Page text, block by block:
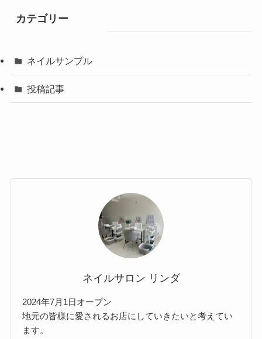
カテゴリー
ネイルサンプル
投稿記事
ネイルサロン リンダ
2024年7月1日オープン
地元の皆様に愛されるお店にしていきたいと考えてい
ます。